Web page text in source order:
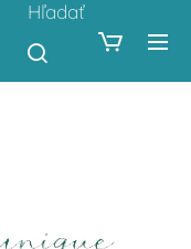
Hľadať